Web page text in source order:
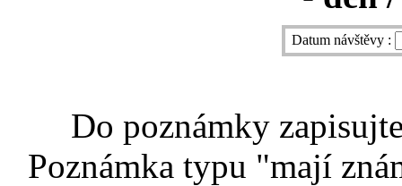
Datum návštěvy :
Do poznámky
Poznámka typu "mají